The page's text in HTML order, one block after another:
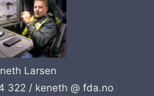
Larsen
322 /keneth @ fda.no